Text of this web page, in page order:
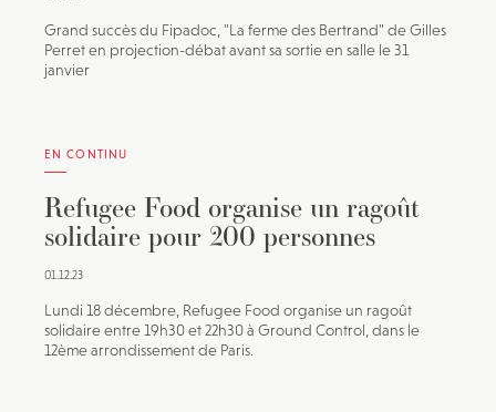
Grand succès du Fipadoc, "La ferme des Bertrand" de Gilles
Perret en projection-débat avant sa sortie en salle le 31
janvier
EN CONTINU
Refugee Food organise un ragoût
solidaire pour 200 personnes
01.12.23
Lundi 18 décembre, Refugee Food organise un ragoût
solidaire entre 19h30 et 22h30 à Ground Control, dans le
12ème arrondissement de Paris.